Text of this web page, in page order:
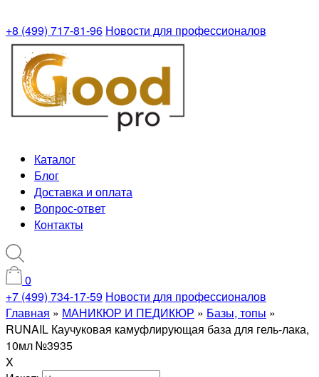
+8 (499) 717-81-96 Новости для профессионалов
Каталог
Блог
Доставка и оплата
Вопрос-ответ
Контакты
0
+7 (499) 734-17-59 Новости для профессионалов
Главная » МАНИКЮР И ПЕДИКЮР » Базы, топы »
RUNAIL Каучуковая камуфлирующая база для гель-лака,
10мл №3935
X